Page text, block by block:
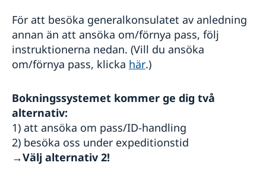
För att besöka generalkonsulatet av anledning
annan än att ansöka om/förnya pass, följ
instruktionerna nedan. (Vill du ansöka
om/förnya pass, klicka här.)
Bokningssystemet kommer ge dig två
alternativ:
1) att ansöka om pass/ID-handling
2) besöka oss under expeditionstid
→Välj alternativ 2!